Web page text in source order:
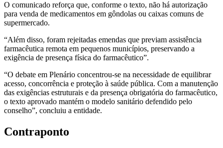
O comunicado reforça que, conforme o texto, não há autorização
para venda de medicamentos em gôndolas ou caixas comuns de
supermercado.
“Além disso, foram rejeitadas emendas que previam assistência
farmacêutica remota em pequenos municípios, preservando a
exigência de presença física do farmacêutico”.
“O debate em Plenário concentrou-se na necessidade de equilibrar
acesso, concorrência e proteção à saúde pública. Com a manutenção
das exigências estruturais e da presença obrigatória do farmacêutico,
o texto aprovado mantém o modelo sanitário defendido pelo
conselho”, concluiu a entidade.
Contraponto